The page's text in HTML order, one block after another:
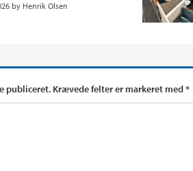
by Henrik Olsen
publiceret. Krævede felter er markeret med*